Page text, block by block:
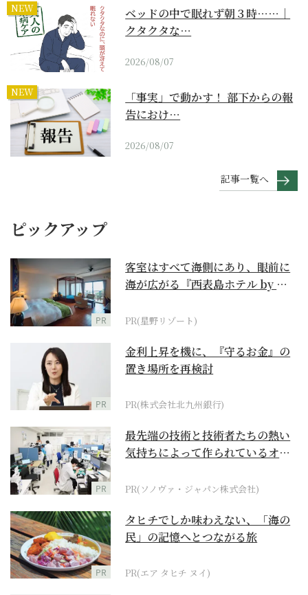
NEW
ベッドの中で眠れず朝３時……｜
クタクタな…
2026/08/07
NEW
「事実」で動かす！ 部下からの報
告におけ…
2026/08/07
記事一覧へ
ピックアップ
PR
客室はすべて海側にあり、眼前に
海が広がる『西表島ホテル by 星
PR(星野リゾート)
PR
金利上昇を機に、『守るお金』の
置き場所を再検討
PR(株式会社北九州銀行)
PR
最先端の技術と技術者たちの熱い
気持ちによって作られているオー
PR(ソノヴァ・ジャパン株式会社)
PR
タヒチでしか味わえない、「海の
民」の記憶へとつながる旅
PR(エア タヒチ ヌイ)